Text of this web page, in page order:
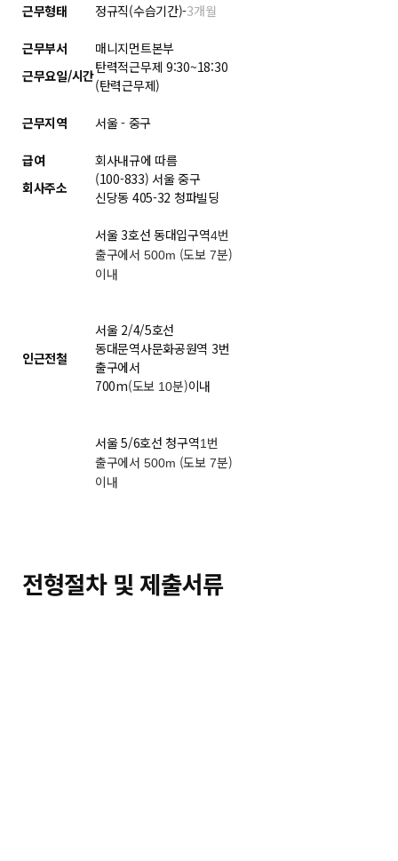
근무형태 정규직(수습기간)-3개월
근무부서
매니지먼트본부
근무요일/시간탄력적근무제 9:30~18:30
(탄력근무제)
근무지역 서울 - 중구
급여
회사내규에 따름
회사주소
(100-833) 서울 중구
신당동 405-32 청파빌딩
인근전철
서울 3호선 동대입구역4번
출구에서 500m (도보7분)
이내
서울 2/4/5호선
동대문역사문화공원역 3번
출구에서
700m(도보 10분)이내
서울 5/6호선 청구역1 번
출구에서 500m (도보7분)
이내
전형절차 및 제출서류